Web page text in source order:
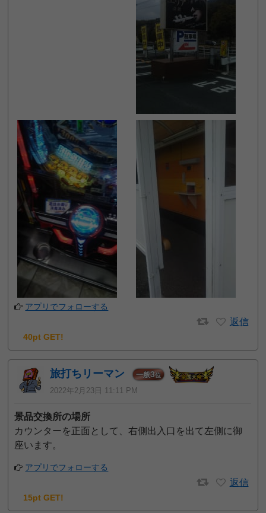
アプリでフォローする
返信
40pt GET!
旅打ちリーマン 一般3位
2022年2月23日 11:11 PM
景品交換所の場所
カウンターを正面として、右側出入口を出て左側に御
座います。
アプリでフォローする
返信
15pt GET!